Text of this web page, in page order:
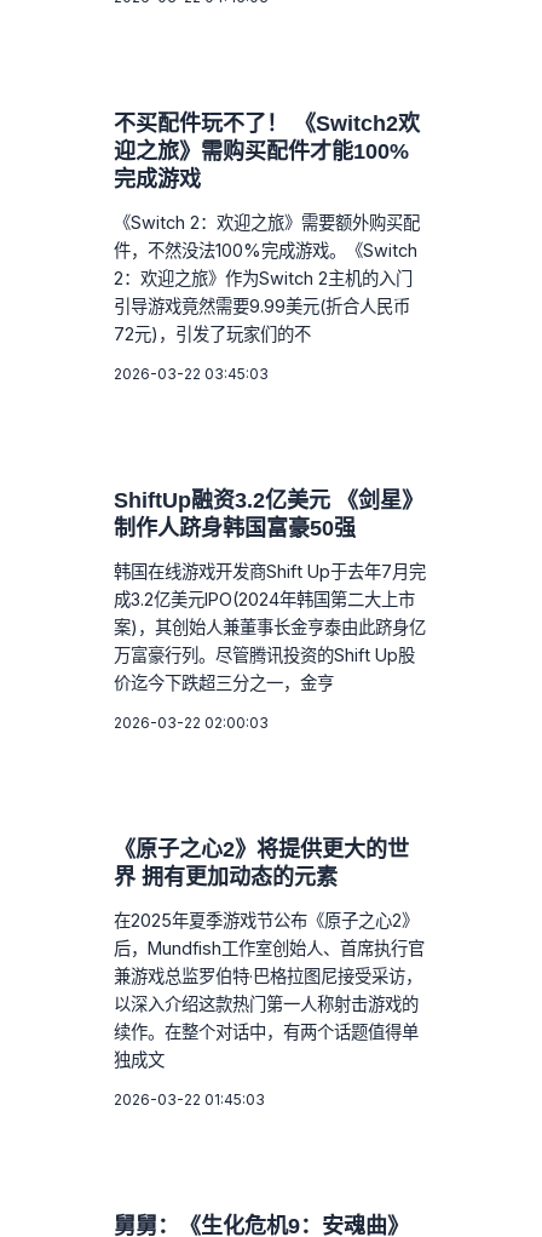
不买配件玩不了！ 《Switch2欢
迎之旅》需购买配件才能100%
完成游戏
《Switch 2：欢迎之旅》需要额外购买配
件，不然没法100%完成游戏。《Switch
2：欢迎之旅》作为Switch 2主机的入门
引导游戏竟然需要9.99美元(折合人民币
72元)，引发了玩家们的不
2026-03-22 03:45:03
ShiftUp融资3.2亿美元 《剑星》
制作人跻身韩国富豪50强
韩国在线游戏开发商Shift Up于去年7月完
成3.2亿美元IPO(2024年韩国第二大上市
案)，其创始人兼董事长金亨泰由此跻身亿
万富豪行列。尽管腾讯投资的Shift Up股
价迄今下跌超三分之一，金亨
2026-03-22 02:00:03
《原子之心2》将提供更大的世
界 拥有更加动态的元素
在2025年夏季游戏节公布《原子之心2》
后，Mundfish工作室创始人、首席执行官
兼游戏总监罗伯特·巴格拉图尼接受采访，
以深入介绍这款热门第一人称射击游戏的
续作。在整个对话中，有两个话题值得单
独成文
2026-03-22 01:45:03
舅舅：《生化危机9：安魂曲》